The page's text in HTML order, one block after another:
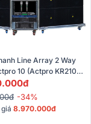
Line Array 2 Way
10 (Actpro KR210F,
II, MEGA2500, Alto
790s,..)
-34%
8.970.000đ